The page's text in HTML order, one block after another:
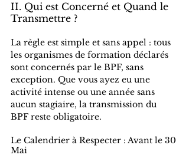
II. Qui est Concerné et Quand le
Transmettre ?
La règle est simple et sans appel : tous
les organismes de formation déclarés
sont concernés par le BPF, sans
exception. Que vous ayez eu une
activité intense ou une année sans
aucun stagiaire, la transmission du
BPF reste obligatoire.
Le Calendrier à Respecter : Avant le 30
Mai